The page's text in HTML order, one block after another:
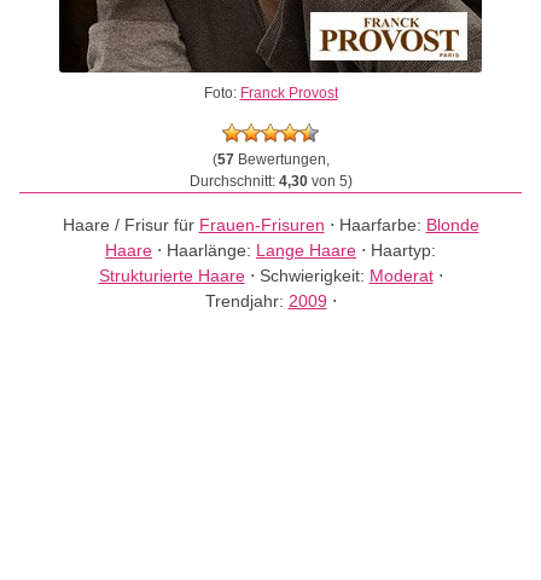
Foto: Franck Provost
(57Bewertungen,
Durchschnitt: 4,30von 5)
Haare / Frisur für Frauen-Frisuren ⋅ Haarfarbe: Blonde
Haare ⋅ Haarlänge: Lange Haare ⋅ Haartyp:
Strukturierte Haare⋅ Schwierigkeit: Moderat⋅
Trendjahr: 2009 ⋅